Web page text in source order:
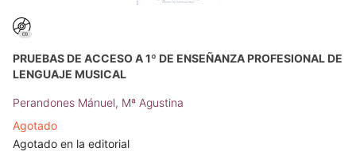
PRUEBAS DE ACCESO A 1º DE ENSEÑANZA PROFESIONAL DE
LENGUAJE MUSICAL
Perandones Mánuel, Mª Agustina
Agotado
Agotado en la editorial